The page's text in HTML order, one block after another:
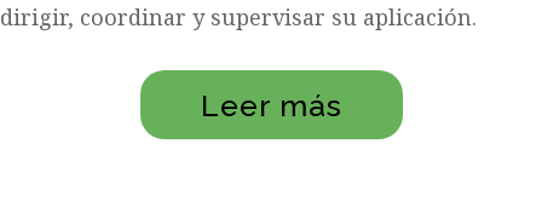
dirigir, coordinar y supervisar su aplicación.
Leer más